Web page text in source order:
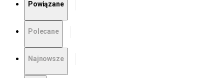
Powiązane
Polecane
Najnowsze